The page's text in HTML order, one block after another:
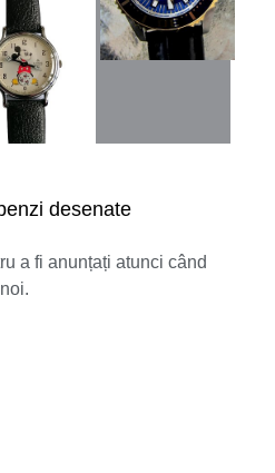
desenate
a fi anunțați atunci când